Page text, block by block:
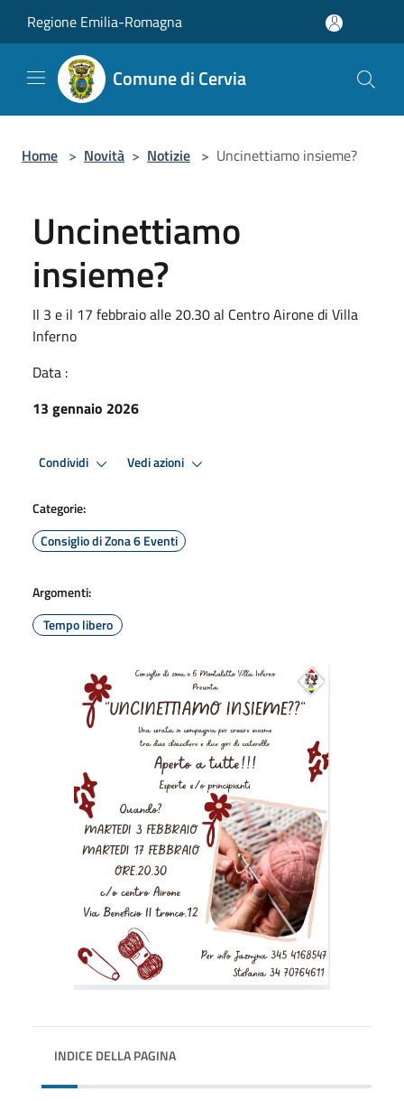
Regione Emilia-Romagna
Comune di Cervia
Home > Novità > Notizie > Uncinettiamo insieme?
Uncinettiamo
insieme?
Il 3 e il 17 febbraio alle 20.30 al Centro Airone di Villa
Inferno
Data :
13 gennaio 2026
Condividi Vedi azioni
Categorie:
Consiglio di Zona 6 Eventi
Argomenti:
Tempo libero
INDICE DELLA PAGINA